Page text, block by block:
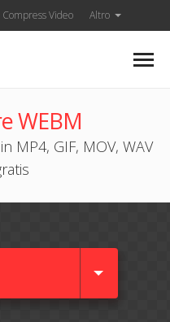
Compress Video Altro
WEBM
MP4, GIF, MOV, WAV